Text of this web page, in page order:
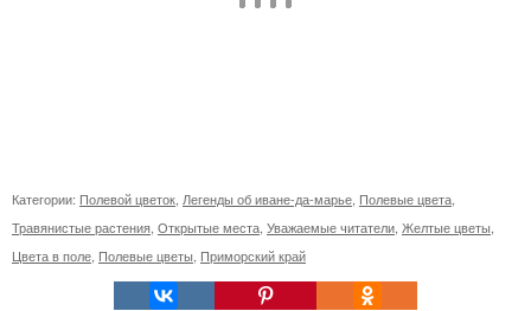
Категории: Полевой цветок Легенды об иване-да-марье Полевые цвета
Травянистые растения Открытые места Уважаемые читатели Желтые цветы
Цвета в поле Полевые цветы Приморский край